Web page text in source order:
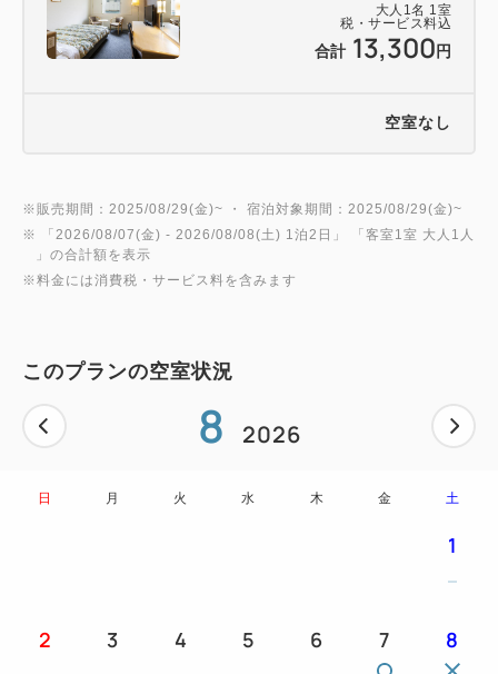
大人 1 名 1 室
税・サービス料込
合計 13,300 円
空室なし
※販売期間：2025/08/29(金)~ ・ 宿泊対象期間：2025/08/29(金)~
※ 「 2026/08/07(金) - 2026/08/08(土) 1泊2日 」 「客室1室 大人1人
」の合計額を表示
※料金には消費税・サービス料を含みます
このプランの空室状況
8 2026
日 月 火 水 木 金 土
1
2 3 4 5 6 7 8